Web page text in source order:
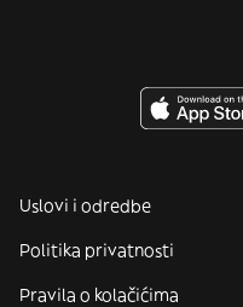
Uslovi i odredbe
Politika privatnosti
Pravila o kolačićima